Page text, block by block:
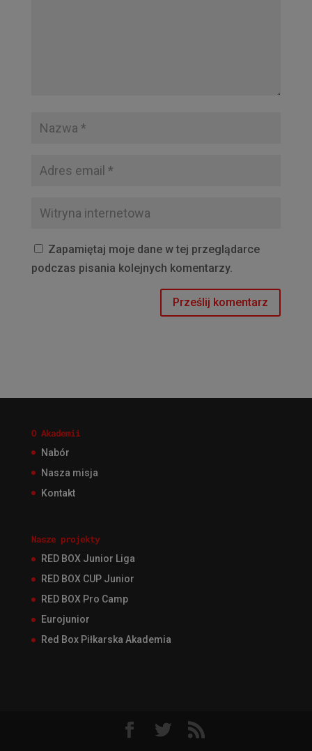
Zapamiętaj moje dane w tej przeglądarce
podczas pisania kolejnych komentarzy.
O Akademii
Nabór
Nasza misja
Kontakt
Nasze projekty
RED BOX Junior Liga
RED BOX CUP Junior
RED BOX Pro Camp
Eurojunior
Red Box Piłkarska Akademia